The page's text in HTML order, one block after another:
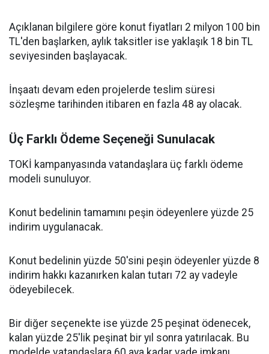
Açıklanan bilgilere göre konut fiyatları 2 milyon 100 bin
TL'den başlarken, aylık taksitler ise yaklaşık 18 bin TL
seviyesinden başlayacak.
İnşaatı devam eden projelerde teslim süresi
sözleşme tarihinden itibaren en fazla 48 ay olacak.
Üç Farklı Ödeme Seçeneği Sunulacak
TOKİ kampanyasında vatandaşlara üç farklı ödeme
modeli sunuluyor.
Konut bedelinin tamamını peşin ödeyenlere yüzde 25
indirim uygulanacak.
Konut bedelinin yüzde 50'sini peşin ödeyenler yüzde 8
indirim hakkı kazanırken kalan tutarı 72 ay vadeyle
ödeyebilecek.
Bir diğer seçenekte ise yüzde 25 peşinat ödenecek,
kalan yüzde 25'lik peşinat bir yıl sonra yatırılacak. Bu